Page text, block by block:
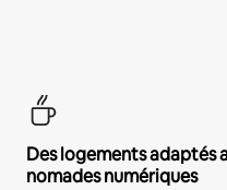
Des logements adaptés
nomades numériques